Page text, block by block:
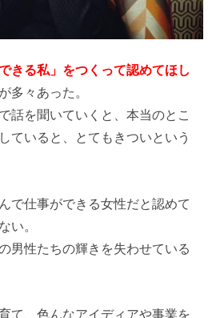
できる私」をつくって認めてほし
多々あった。
話を聞いていくと、本当のとこ
ていると、とてもきついという
で仕事ができる女性だと認めて
い。
男性たちの輝きを失わせている
て、色んなアイディアや事業を